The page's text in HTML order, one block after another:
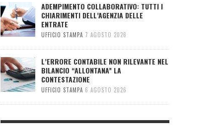
ADEMPIMENTO COLLABORATIVO: TUTTI I
CHIARIMENTI DELL’AGENZIA DELLE
ENTRATE
UFFICIO STAMPA 7 AGOSTO 2026
L’ERRORE CONTABILE NON RILEVANTE NEL
BILANCIO “ALLONTANA” LA
CONTESTAZIONE
UFFICIO STAMPA 6 AGOSTO 2026